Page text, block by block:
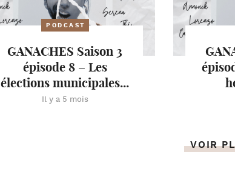
PODCAST
GANACHES Saison 3
épisode 8 – Les
élections municipales...
Il y a 5 mois
VOIR